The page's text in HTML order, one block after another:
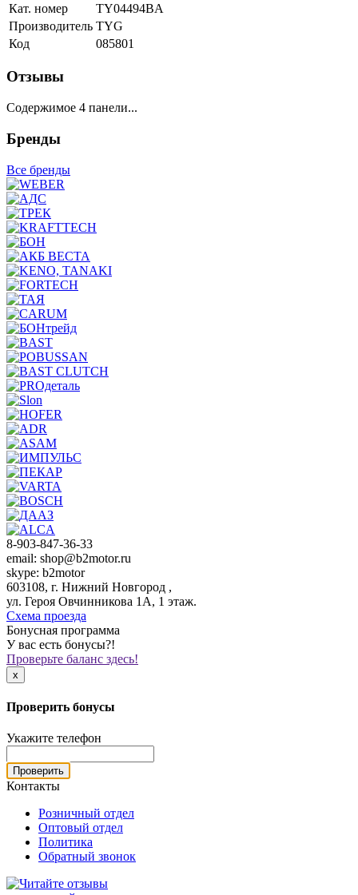
Кат. номер
TY04494BA
Производитель TYG
Код
085801
Отзывы
Содержимое 4 панели...
Бренды
Все бренды
8-903-847-36-33
email: shop@b2motor.ru
skype: b2motor
603108, г. Нижний Новгород ,
ул. Героя Овчинникова 1А, 1 этаж.
Схема проезда
Бонусная программа
У вас есть бонусы?!
Проверьте баланс здесь!
x
Проверить бонусы
Укажите телефон
Проверить
Контакты
Розничный отдел
Оптовый отдел
Политика
Обратный звонок